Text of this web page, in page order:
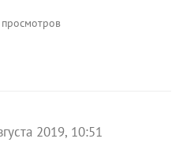
просмотров
2019, 10:51